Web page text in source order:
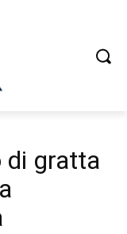
di gratta